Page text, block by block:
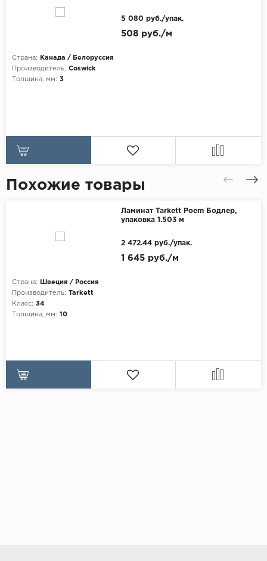
Страна:
Канада / Белоруссия
Производитель: Coswick
Толщина, мм: 3
508 руб./м
5 080 руб./упак.
Похожие товары
Ламинат Tarkett Poem Бодлер,
упаковка 1.503 м
Страна:
Швеция / Россия
Производитель: Tarkett
Класс: 34
Толщина, мм: 10
1 645 руб./м
2 472.44 руб./упак.